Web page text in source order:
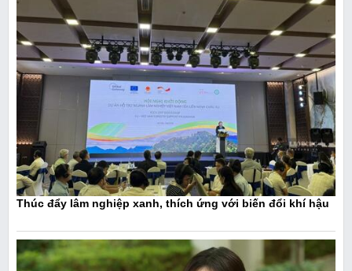
Thúc đẩy lâm nghiệp xanh, thích ứng với biến đổi khí hậu